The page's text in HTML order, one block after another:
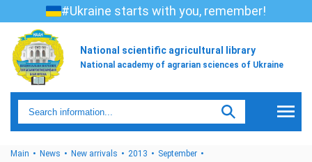
#Ukraine starts with you, remember!
National scientific agricultural library
National academy of agrarian sciences of Ukraine
Main News New arrivals 2013
September